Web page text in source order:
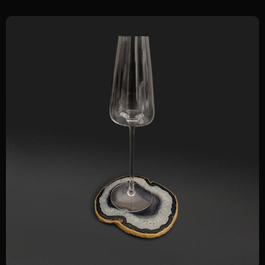
История бренда
О компании
Мордовская ёлочная
Компания